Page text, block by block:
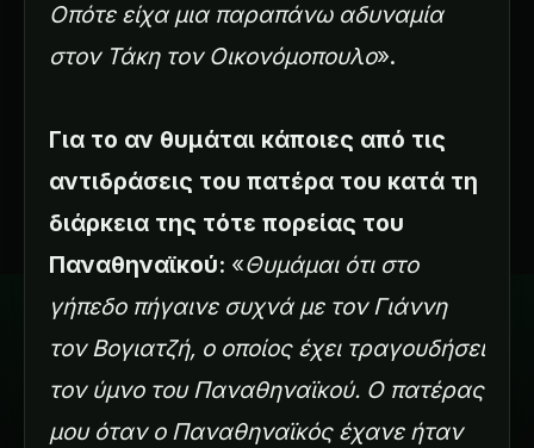
Οπότε είχα μια παραπάνω αδυναμία
στον Τάκη τον Οικονόμοπουλο».
Για το αν θυμάται κάποιες από τις
αντιδράσεις του πατέρα του κατά τη
διάρκεια της τότε πορείας του
Παναθηναϊκού: «Θυμάμαι ότι στο
γήπεδο πήγαινε συχνά με τον Γιάννη
τον Βογιατζή, ο οποίος έχει τραγουδήσει
τον ύμνο του Παναθηναϊκού. Ο πατέρας
μου όταν ο Παναθηναϊκός έχανε ήταν